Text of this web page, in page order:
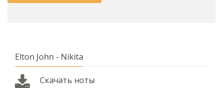
Elton John - Nikita
Скачать ноты